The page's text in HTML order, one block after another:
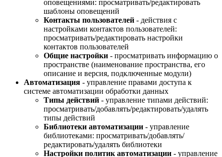
оповещениями: просматривать/редактировать
шаблоны оповещений
Контакты пользователей - действия с
настройками контактов пользователей:
просматривать/редактировать настройки
контактов пользователей
Общие настройки - просматривать информацию о
пространстве (наименование пространства, его
описание и версия, подключенные модули)
Автоматизация - управление правами доступа к
системе автоматизации обработки данных
Типы действий - управление типами действий:
просматривать/добавлять/редактировать/удалять
типы действий
Библиотеки автоматизации - управление
библиотеками: просматривать/добавлять/
редактировать/удалять библиотеки
Настройки политик автоматизации - управление